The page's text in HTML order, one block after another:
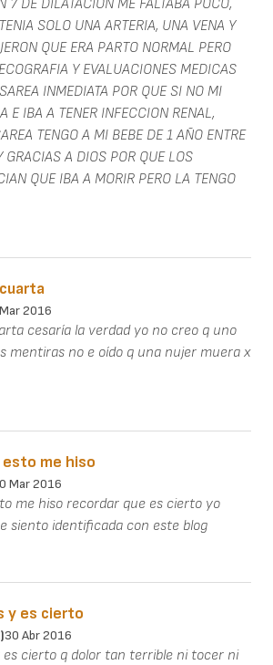
7 DE DILATACION ME FALTABA POCO,
SOLO UNA ARTERIA, UNA VENA Y
QUE ERA PARTO NORMAL PERO
Y EVALUACIONES MEDICAS
INMEDIATA POR QUE SI NO MI
E IBA A TENER INFECCION RENAL,
TENGO A MI BEBE DE 1 AÑO ENTRE
GRACIAS A DIOS POR QUE LOS
QUE IBA A MORIR PERO LA TENGO
2016
cesaría la verdad yo no creo q uno
mentiras no e oído q una nujer muera x
me hiso
Mar 2016
me hiso recordar que es cierto yo
siento identificada con este blog
y es cierto
30 Abr 2016
es cierto q dolor tan terrible ni tocer ni